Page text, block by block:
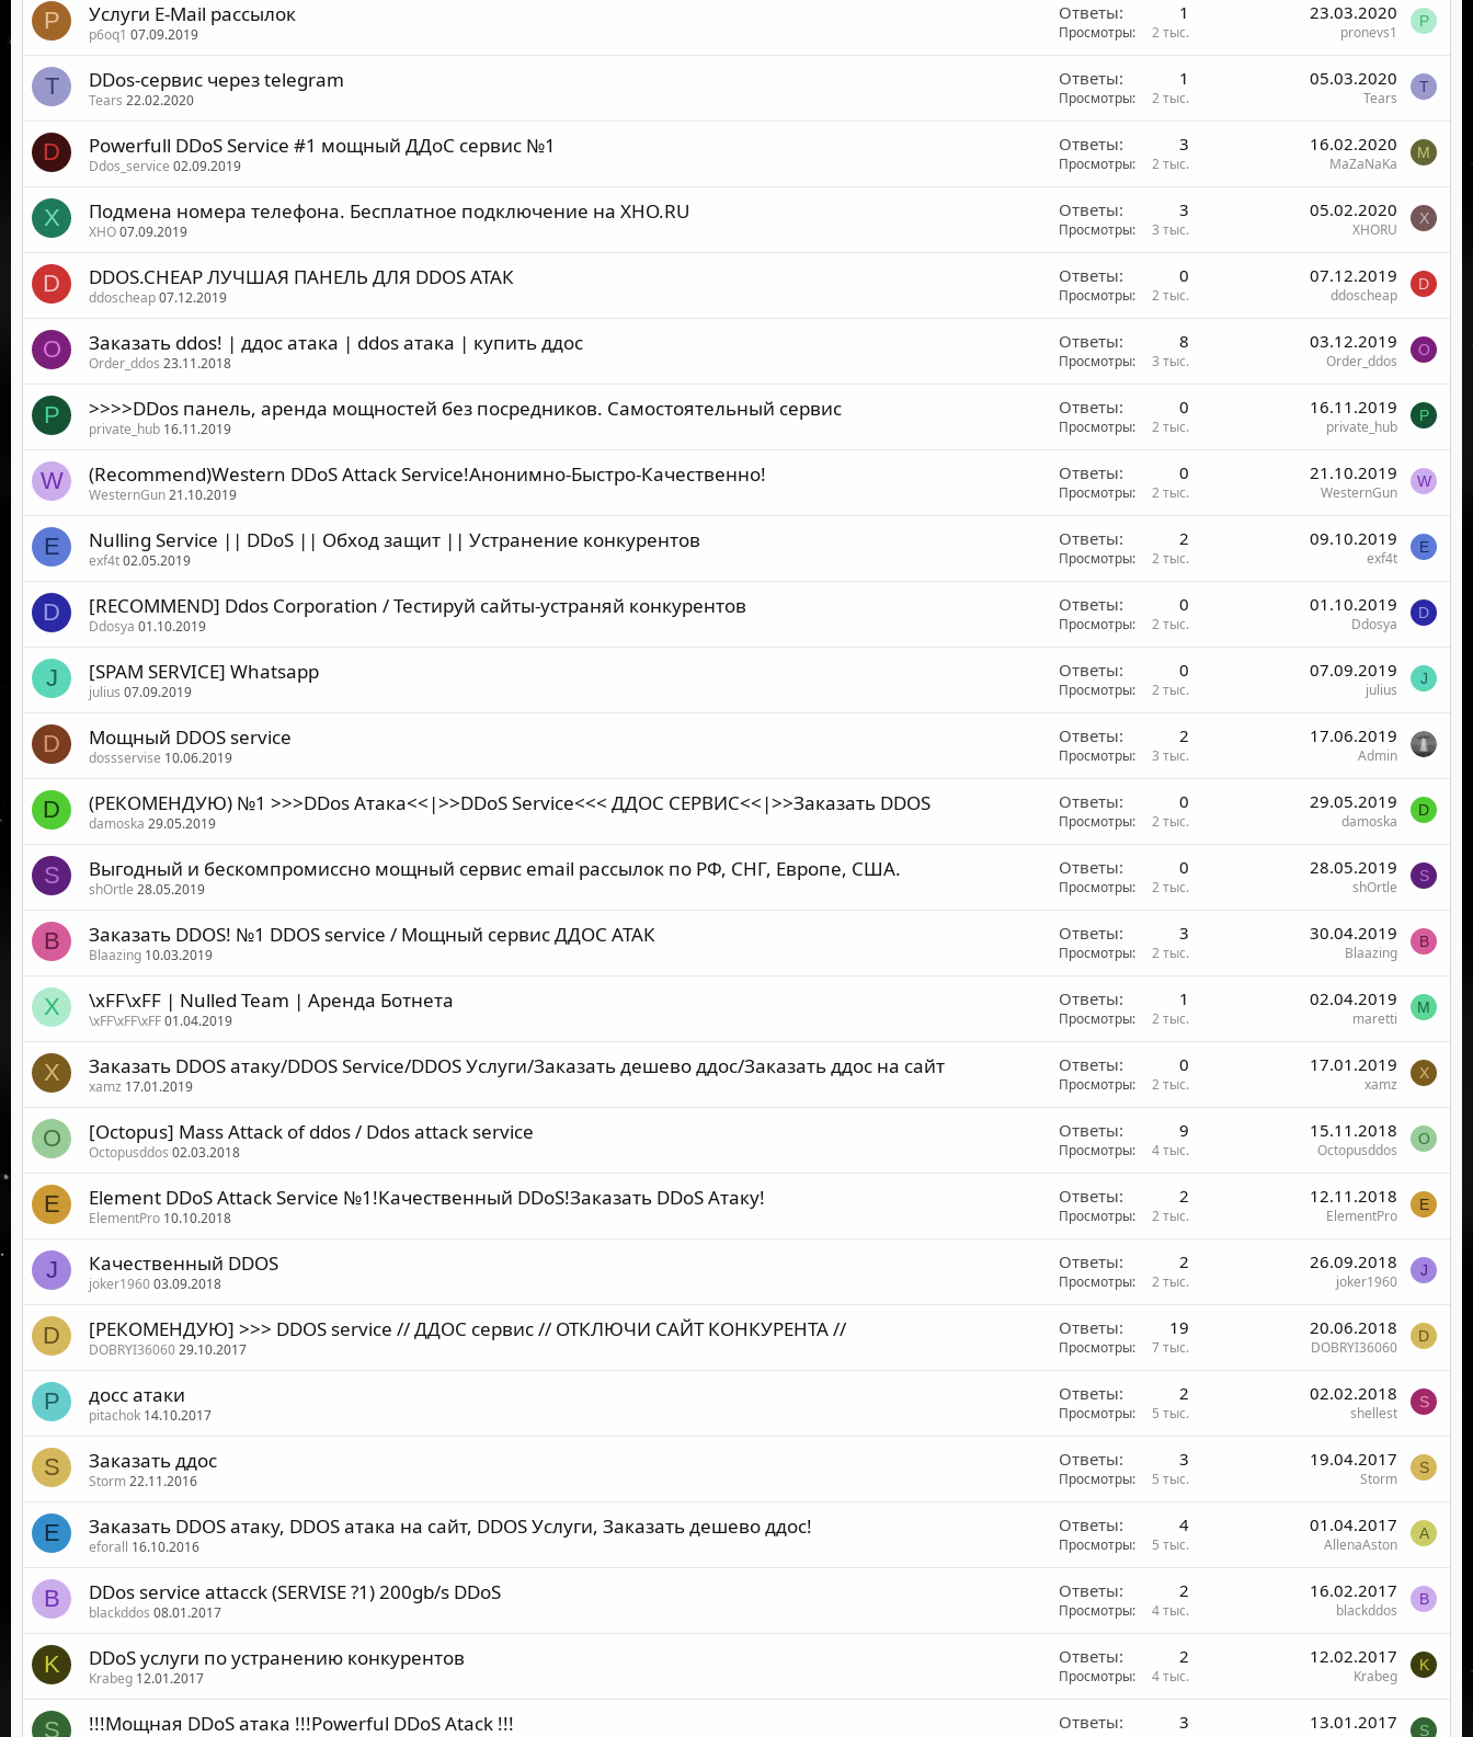
P Услуги E-Mail рассылок
p6oq1 07.09.2019
Ответы 1
Просмотры 2 тыс.
23.03.2020
pronevs1
P
T DDos-сервис через telegram
Tears 22.02.2020
Ответы 1
Просмотры 2 тыс.
05.03.2020
Tears
T
D Powerfull DDoS Service #1 мощный ДДоС сервис №1
Ddos_service 02.09.2019
Ответы 3
Просмотры 2 тыс.
16.02.2020
MaZaNaKa
M
X Подмена номера телефона. Бесплатное подключение на XHO.RU
XHO07.09.2019
Ответы 3
Просмотры 3 тыс.
05.02.2020
XHORU
X
D DDOS.CHEAP ЛУЧШАЯ ПАНЕЛЬ ДЛЯ DDOS АТАК
ddoscheap07.12.2019
Ответы 0
Просмотры 2 тыс.
07.12.2019
ddoscheap
D
O Заказать ddos! | ддос атака | ddos атака | купить ддос
Order_ddos 23.11.2018
Ответы 8
Просмотры 3 тыс.
03.12.2019
Order_ddos
O
P >>>>DDos панель, аренда мощностей без посредников. Самостоятельный сервис
private_hub 16.11.2019
Ответы 0
Просмотры 2 тыс.
16.11.2019
private_hub
P
W (Recommend)Western DDoS Attack Service!Анонимно-Быстро-Качественно!
WesternGun21.10.2019
Ответы 0
Просмотры 2 тыс.
21.10.2019
WesternGun
W
E Nulling Service || DDoS || Обход защит || Устранение конкурентов
exf4t02.05.2019
Ответы 2
Просмотры 2 тыс.
09.10.2019
exf4t
E
D [RECOMMEND] Ddos Сorporation / Тестируй сайты-устраняй конкурентов
Ddosya 01.10.2019
Ответы 0
Просмотры 2 тыс.
01.10.2019
Ddosya
D
J [SPAM SERVICE] Whatsapp
julius 07.09.2019
Ответы 0
Просмотры 2 тыс.
07.09.2019
julius
J
D Мощный DDOS service
dossservise 10.06.2019
Ответы 2
Просмотры 3 тыс.
17.06.2019
Admin
D (РЕКОМЕНДУЮ) №1 >>>DDos Атака<<|>>DDoS Service<<< ДДОС СЕРВИС<<|>>Заказать DDOS
damoska 29.05.2019
Ответы 0
Просмотры 2 тыс.
29.05.2019
damoska
D
S Выгодный и бескомпромиссно мощный сервис email рассылок по РФ, СНГ, Европе, США.
shOrtle 28.05.2019
Ответы 0
Просмотры 2 тыс.
28.05.2019
shOrtle
S
B Заказать DDOS! №1 DDOS service / Мощный сервис ДДОС АТАК
Blaazing 10.03.2019
Ответы 3
Просмотры 2 тыс.
30.04.2019
Blaazing
B
X \xFF\xFF | Nulled Team | Аренда Ботнета
\xFF\xFF\xFF01.04.2019
Ответы 1
Просмотры 2 тыс.
02.04.2019
maretti
M
X Заказать DDOS атаку/DDOS Service/DDOS Услуги/Заказать дешево ддос/Заказать ддос на сайт
xamz 17.01.2019
Ответы 0
Просмотры 2 тыс.
17.01.2019
xamz
X
O [Octopus] Mass Attack of ddos / Ddos attack service
Octopusddos 02.03.2018
Ответы 9
Просмотры 4 тыс.
15.11.2018
Octopusddos
O
E Element DDoS Attack Service №1!Качественный DDoS!Заказать DDoS Атаку!
ElementPro 10.10.2018
Ответы 2
Просмотры 2 тыс.
12.11.2018
ElementPro
E
J Качественный DDOS
joker196003.09.2018
Ответы 2
Просмотры 2 тыс.
26.09.2018
joker1960
J
D [РЕКОМЕНДУЮ] >>> DDOS service // ДДОС сервис // ОТКЛЮЧИ САЙТ КОНКУРЕНТА //
DOBRYI3606029.10.2017
Ответы 19
Просмотры 7 тыс.
20.06.2018
DOBRYI36060
D
P досс атаки
pitachok 14.10.2017
Ответы 2
Просмотры 5 тыс.
02.02.2018
shellest
S
S Заказать ддос
Storm22.11.2016
Ответы 3
Просмотры 5 тыс.
19.04.2017
Storm
S
E Заказать DDOS атаку, DDOS атака на сайт, DDOS Услуги, Заказать дешево ддос!
eforall 16.10.2016
Ответы 4
Просмотры 5 тыс.
01.04.2017
AllenaAston
A
B DDos service attacck (SERVISE ?1) 200gb/s DDoS
blackddos 08.01.2017
Ответы 2
Просмотры 4 тыс.
16.02.2017
blackddos
B
K DDoS услуги по устранению конкурентов
Krabeg 12.01.2017
Ответы 2
Просмотры 4 тыс.
12.02.2017
Krabeg
K
S !!!Мощная DDoS атака !!!Powerful DDoS Atack !!! Ответы 3 13.01.2017 S